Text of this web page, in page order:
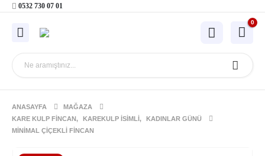
0532 730 07 01
0
ANASAYFA
MAĞAZA
KARE KULP FINCAN, KAREKULP İSIMLI,
KADINLAR GÜNÜ
MINIMAL ÇIÇEKLI FINCAN